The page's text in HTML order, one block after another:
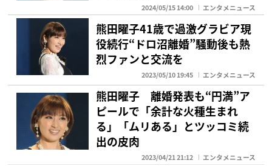
2024/05/15 14:00 エンタメニュース
熊田曜子41歳で過激グラビア現
役続行“ドロ沼離婚”騒動後も熱
烈ファンと交流を
2023/05/10 19:45 エンタメニュース
熊田曜子 離婚発表も“円満”ア
ピールで「余計な火種生まれ
る」「ムリある」とツッコミ続
出の皮肉
2023/04/21 21:12 エンタメニュース